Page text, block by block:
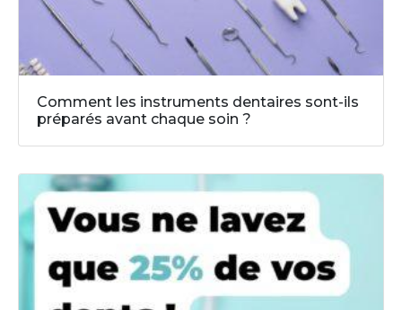
Comment les instruments dentaires sont-ils
préparés avant chaque soin ?